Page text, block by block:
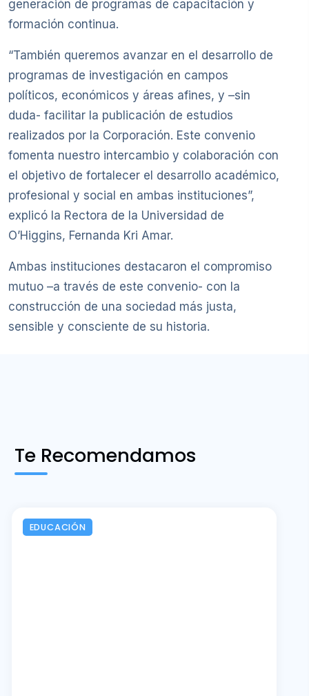
generación de programas de capacitación y
formación continua.
“También queremos avanzar en el desarrollo de
programas de investigación en campos
políticos, económicos y áreas afines, y –sin
duda- facilitar la publicación de estudios
realizados por la Corporación. Este convenio
fomenta nuestro intercambio y colaboración con
el objetivo de fortalecer el desarrollo académico,
profesional y social en ambas instituciones”,
explicó la Rectora de la Universidad de
O’Higgins, Fernanda Kri Amar.
Ambas instituciones destacaron el compromiso
mutuo –a través de este convenio- con la
construcción de una sociedad más justa,
sensible y consciente de su historia.
Te Recomendamos
EDUCACIÓN